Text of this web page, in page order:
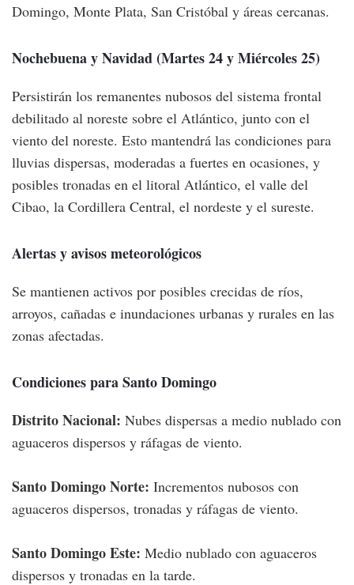
Domingo, Monte Plata, San Cristóbal y áreas cercanas.
Nochebuena y Navidad (Martes 24 y Miércoles 25)
Persistirán los remanentes nubosos del sistema frontal
debilitado al noreste sobre el Atlántico, junto con el
viento del noreste. Esto mantendrá las condiciones para
lluvias dispersas, moderadas a fuertes en ocasiones, y
posibles tronadas en el litoral Atlántico, el valle del
Cibao, la Cordillera Central, el nordeste y el sureste.
Alertas y avisos meteorológicos
Se mantienen activos por posibles crecidas de ríos,
arroyos, cañadas e inundaciones urbanas y rurales en las
zonas afectadas.
Condiciones para Santo Domingo
Distrito Nacional: Nubes dispersas a medio nublado con
aguaceros dispersos y ráfagas de viento.
Santo Domingo Norte: Incrementos nubosos con
aguaceros dispersos, tronadas y ráfagas de viento.
Santo Domingo Este: Medio nublado con aguaceros
dispersos y tronadas en la tarde.